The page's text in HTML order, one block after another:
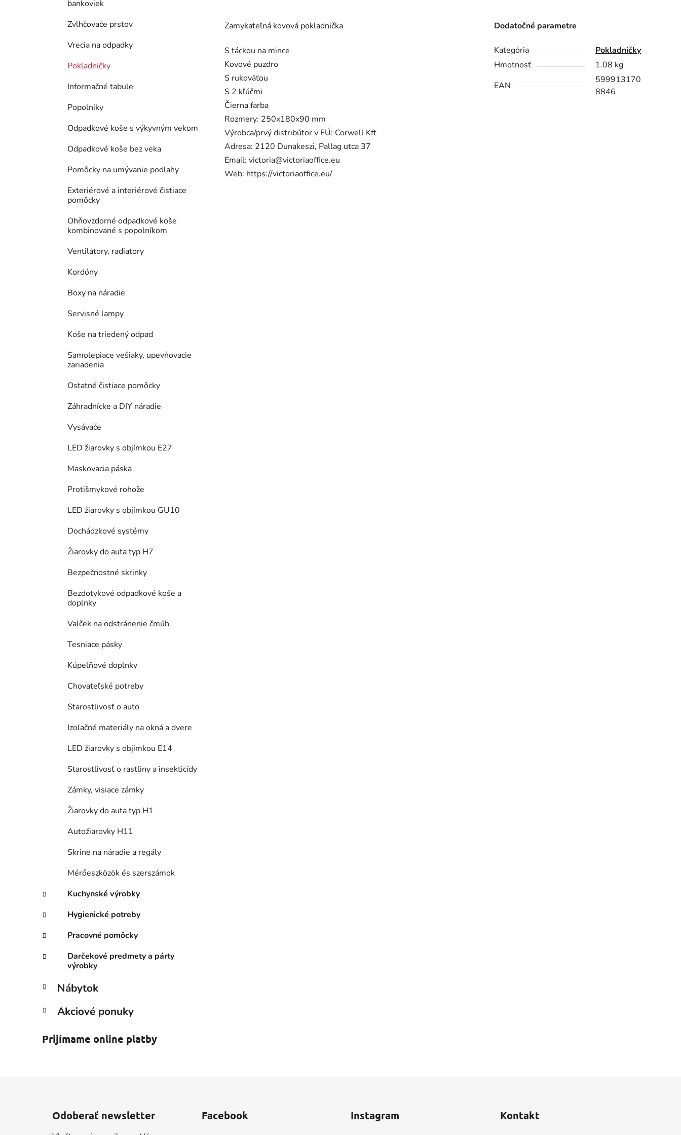
bankoviek
Zvlhčovače prstov
Vrecia na odpadky
Pokladničky
Informačné tabule
Popolníky
Odpadkové koše s výkyvným vekom
Odpadkové koše bez veka
Pomôcky na umývanie podlahy
Exteriérové a interiérové čistiace
pomôcky
Ohňovzdorné odpadkové koše
kombinované s popolníkom
Ventilátory, radiatory
Kordóny
Boxy na náradie
Servisné lampy
Koše na triedený odpad
Samolepiace vešiaky, upevňovacie
zariadenia
Ostatné čistiace pomôcky
Záhradnícke a DIY náradie
Vysávače
LED žiarovky s objímkou E27
Maskovacia páska
Protišmykové rohože
LED žiarovky s objímkou GU10
Dochádzkové systémy
Žiarovky do auta typ H7
Bezpečnostné skrinky
Bezdotykové odpadkové koše a
doplnky
Valček na odstránenie čmúh
Tesniace pásky
Kúpeľňové doplnky
Chovateľské potreby
Starostlivosť o auto
Izolačné materiály na okná a dvere
LED žiarovky s objímkou E14
Starostlivosť o rastliny a insekticídy
Zámky, visiace zámky
Žiarovky do auta typ H1
Autožiarovky H11
Skrine na náradie a regály
Mérőeszközök és szerszámok
Kuchynské výrobky
Hygienické potreby
Pracovné pomôcky
Darčekové predmety a párty
výrobky
Nábytok
Akciové ponuky
Prijímame online platby
Zamykateľná kovová pokladnička
S táckou na mince
Kovové puzdro
S rukoväťou
S 2 kľúčmi
Čierna farba
Rozmery: 250x180x90 mm
Výrobca/prvý distribútor v EÚ: Corwell Kft
Adresa: 2120 Dunakeszi, Pallag utca 37
Email: victoria@victoriaoffice.eu
Web: https://victoriaoffice.eu/
Dodatočné parametre
Kategória
Pokladničky
Hmotnosť
1.08 kg
EAN
599913170
8846
Odoberať newsletter Facebook Instagram Kontakt